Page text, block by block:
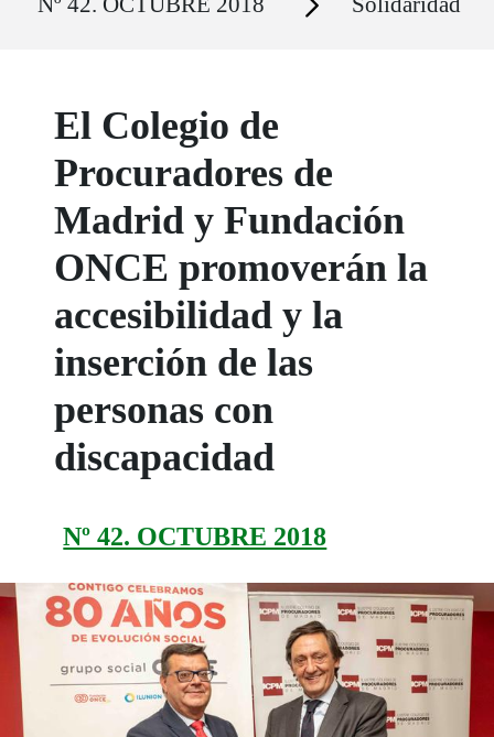
El Colegio de
Procuradores de
Madrid y Fundación
ONCE promoverán la
accesibilidad y la
inserción de las
personas con
discapacidad
Nº 42. OCTUBRE 2018